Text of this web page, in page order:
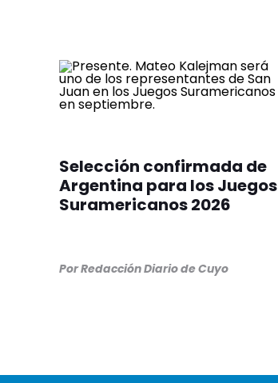
Selección confirmada de
Argentina para los Juegos
Suramericanos 2026
PorRedacción Diario de Cuyo